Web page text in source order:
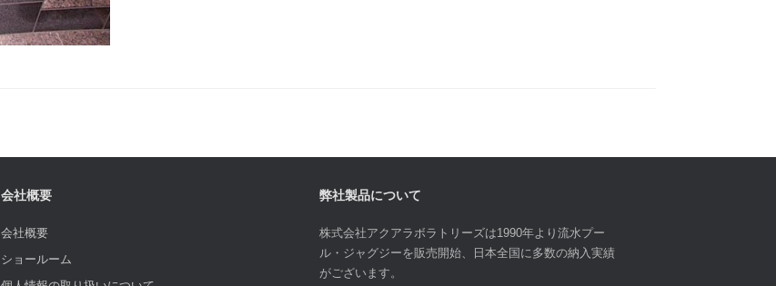
会社概要
会社概要
ショールーム
弊社製品について
株式会社アクアラボラトリーズは1990年より流水プー
ル・ジャグジーを販売開始、日本全国に多数の納入実績
がございます。